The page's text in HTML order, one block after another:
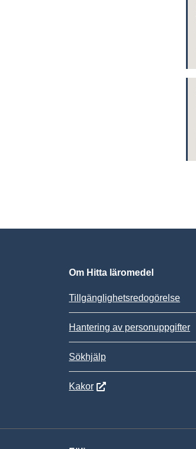
Om Hitta läromedel
Tillgänglighetsredogörelse
Hantering av personuppgifter
Sökhjälp
Kakor